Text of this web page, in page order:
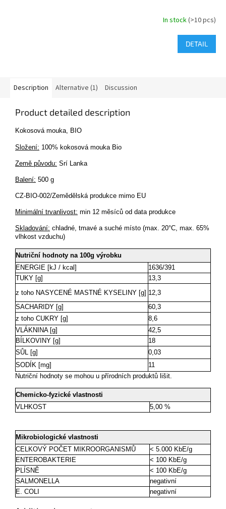
In stock(>10 pcs)
DETAIL
Description Alternative (1) Discussion
Product detailed description
Kokosová mouka, BIO
Složení: 100% kokosová mouka Bio
Země původu: Srí Lanka
Balení: 500 g
CZ-BIO-002/Zemědělská produkce mimo EU
Minimální trvanlivost: min 12 měsíců od data produkce
Skladování: chladné, tmavé a suché místo (max. 20°C, max. 65%
vlhkost vzduchu)
Nutriční hodnoty na 100g výrobku
ENERGIE [kJ / kcal]
1636/391
TUKY [g]
13,3
z toho NASYCENÉ MASTNÉ KYSELINY [g] 12,3
SACHARIDY [g]
60,3
z toho CUKRY [g]
8,6
VLÁKNINA [g]
42,5
BÍLKOVINY [g]
18
SŮL [g]
0,03
SODÍK [mg]
11
Nutriční hodnoty se mohou u přírodních produktů lišit.
Chemicko-fyzické vlastnosti
VLHKOST
5,00 %
Mikrobiologické vlastnosti
CELKOVÝ POČET MIKROORGANISMŮ
< 5.000 KbE/g
ENTEROBAKTERIE
< 100 KbE/g
PLÍSNĚ
< 100 KbE/g
SALMONELLA
negativní
E. COLI
negativní